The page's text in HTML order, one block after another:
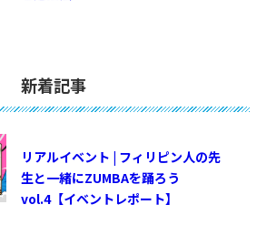
新着記事
リアルイベント | フィリピン人の先
生と一緒にZUMBAを踊ろう
vol.4【イベントレポート】